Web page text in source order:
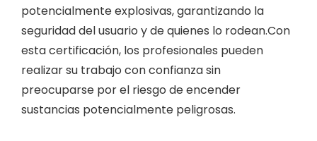
potencialmente explosivas, garantizando la
seguridad del usuario y de quienes lo rodean.Con
esta certificación, los profesionales pueden
realizar su trabajo con confianza sin
preocuparse por el riesgo de encender
sustancias potencialmente peligrosas.